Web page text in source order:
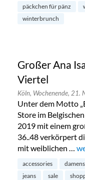
päckchen für pänz
winterbrunch
Großer Ana
Viertel
Köln, Wochenende, 21.
Unter dem Motto
Store im
2019 mit einem
36..48 verkörpert
mit weiblichen …
accessories
jeans
sale